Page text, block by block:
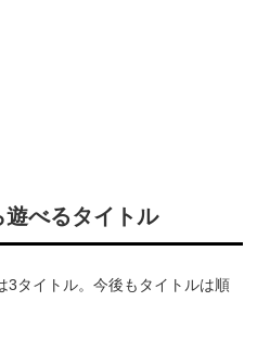
べるタイトル
3タイトル。今後もタイトルは順